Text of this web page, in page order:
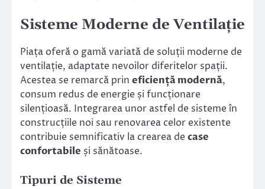
Sisteme Moderne de Ventilație
Piața oferă o gamă variată de soluții moderne de
ventilație, adaptate nevoilor diferitelor spații.
Acestea se remarcă prin eficiență modernă,
consum redus de energie și funcționare
silențioasă. Integrarea unor astfel de sisteme în
construcțiile noi sau renovarea celor existente
contribuie semnificativ la crearea decase
confortabile și sănătoase.
Tipuri de Sisteme